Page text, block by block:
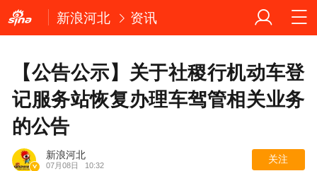
新浪河北 资讯
【公告公示】关于社稷行机动车登
记服务站恢复办理车驾管相关业务
的公告
新浪河北
07月08日 10:32
关注